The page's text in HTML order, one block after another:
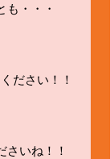
も・・・
ださい！！
さいね！！